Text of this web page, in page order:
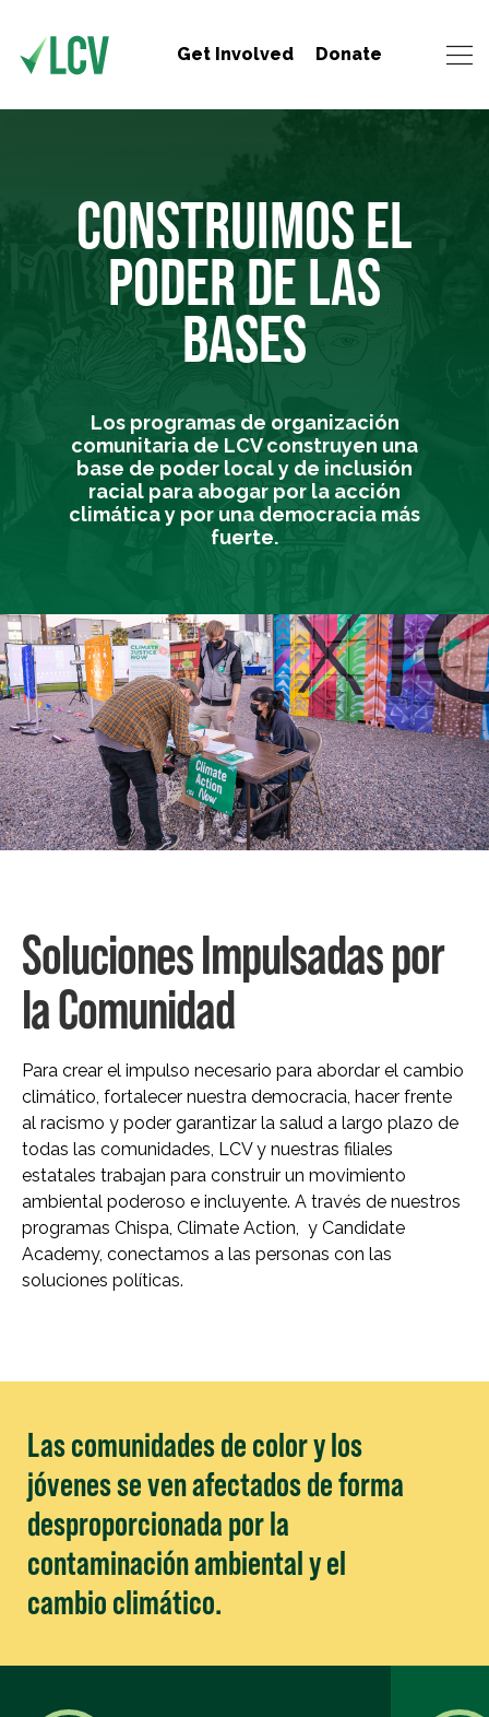
Get Involved Donate
CONSTRUIMOS EL
PODER DE LAS
BASES
Los programas de organización
comunitaria de LCV construyen una
base de poder local y de inclusión
racial para abogar por la acción
climática y por una democracia más
fuerte.
Soluciones Impulsadas por
la Comunidad
Para crear el impulso necesario para abordar el cambio
climático, fortalecer nuestra democracia, hacer frente
al racismo y poder garantizar la salud a largo plazo de
todas las comunidades, LCV y nuestras filiales
estatales trabajan para construir un movimiento
ambiental poderoso e incluyente. A través de nuestros
programas Chispa, Climate Action, y Candidate
Academy, conectamos a las personas con las
soluciones políticas.
Las comunidades de color y los
jóvenes se ven afectados de forma
desproporcionada por la
contaminación ambiental y el
cambio climático.